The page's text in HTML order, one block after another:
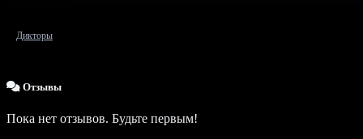
Дикторы
Отзывы
Пока нет отзывов. Будьте первым!